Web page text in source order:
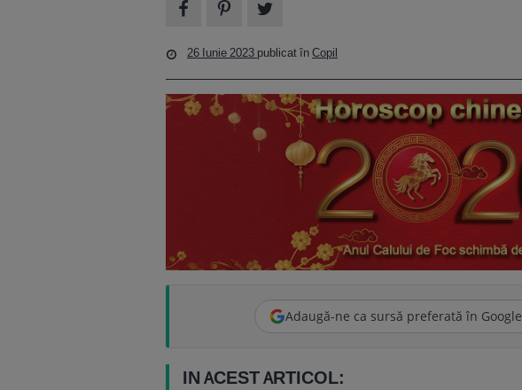
26 Iunie 2023 publicat înCopil
Adaugă-ne ca sursă preferată în Google
IN ACEST ARTICOL: